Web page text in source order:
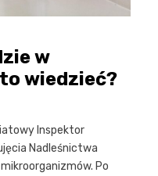
w
wiedzieć?
Inspektor
Nadleśnictwa
Po